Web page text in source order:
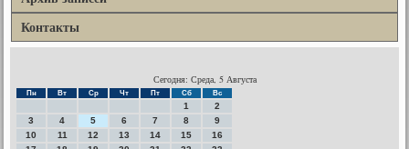
Контакты
Сегодня: Среда, 5 Августа
Пн Вт Ср Чт Пт Сб Вс
1
2
3
4 5 6 7 8
9
10
11 12 13 14 15
16